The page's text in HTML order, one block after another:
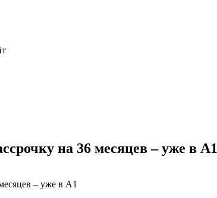
на 36 месяцев – уже в А1